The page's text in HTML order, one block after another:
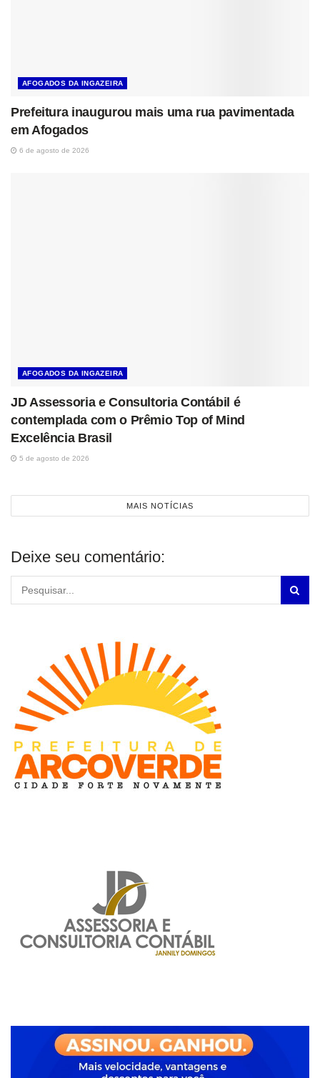
AFOGADOS DA INGAZEIRA
Prefeitura inaugurou mais uma rua pavimentada
em Afogados
6 de agosto de 2026
AFOGADOS DA INGAZEIRA
JD Assessoria e Consultoria Contábil é
contemplada com o Prêmio Top of Mind
Excelência Brasil
5 de agosto de 2026
MAIS NOTÍCIAS
Deixe seu comentário: